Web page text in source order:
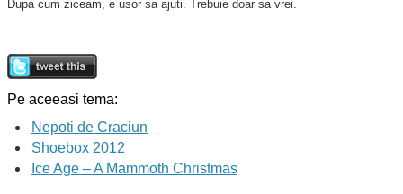
Dupa cum ziceam, e usor sa ajuti. Trebuie doar sa vrei.
Pe aceeasi tema:
Nepoti de Craciun
Shoebox 2012
Ice Age – A Mammoth Christmas